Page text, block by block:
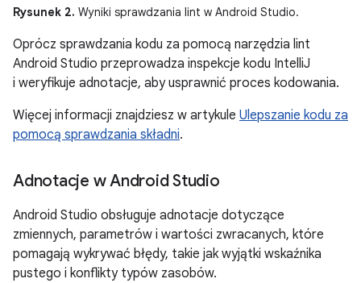
Rysunek 2. Wyniki sprawdzania lint w Android Studio.
Oprócz sprawdzania kodu za pomocą narzędzia lint
Android Studio przeprowadza inspekcje kodu IntelliJ
i weryfikuje adnotacje, aby usprawnić proces kodowania.
Więcej informacji znajdziesz w artykule Ulepszanie kodu za
pomocą sprawdzania składni.
Adnotacje w Android Studio
Android Studio obsługuje adnotacje dotyczące
zmiennych, parametrów i wartości zwracanych, które
pomagają wykrywać błędy, takie jak wyjątki wskaźnika
pustego i konflikty typów zasobów.